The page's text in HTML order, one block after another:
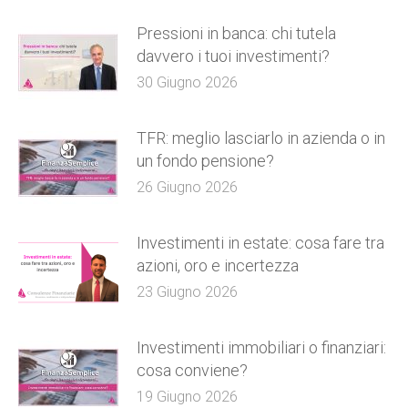
Pressioni in banca: chi tutela
davvero i tuoi investimenti?
30 Giugno 2026
TFR: meglio lasciarlo in azienda o in
un fondo pensione?
26 Giugno 2026
Investimenti in estate: cosa fare tra
azioni, oro e incertezza
23 Giugno 2026
Investimenti immobiliari o finanziari:
cosa conviene?
19 Giugno 2026